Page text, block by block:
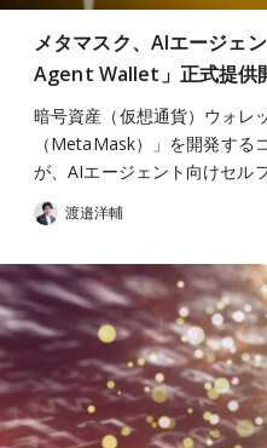
メタマスク、AIエージェ
Agent Wallet」正式提供
暗号資産（仮想通貨）ウォレ
（MetaMask）」を開発する
が、AIエージェント向けセル
渡邉洋輔